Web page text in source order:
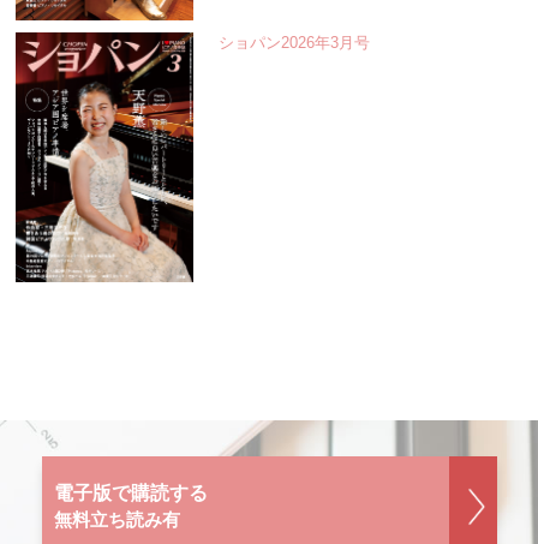
ショパン2026年3月号
電子版で購読する
無料立ち読み有